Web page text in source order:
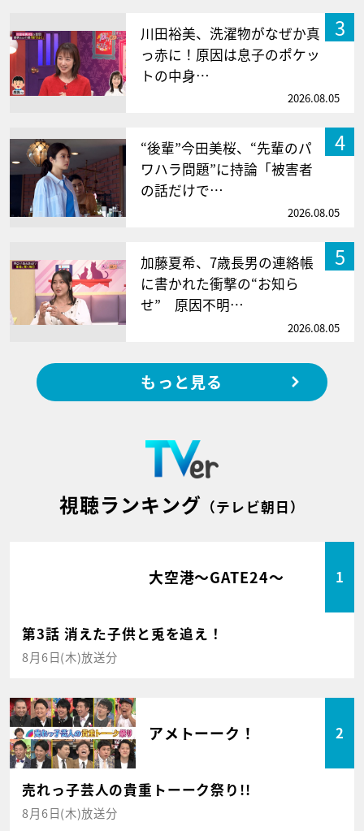
3
川田裕美、洗濯物がなぜか真
っ赤に！原因は息子のポケッ
トの中身…
2026.08.05
4
“後輩”今田美桜、“先輩のパ
ワハラ問題”に持論「被害者
の話だけで…
2026.08.05
5
加藤夏希、7歳長男の連絡帳
に書かれた衝撃の“お知ら
せ” 原因不明…
2026.08.05
もっと見る
視聴ランキング （テレビ朝日）
大空港～GATE24～ 1
第3話 消えた子供と兎を追え！
8月6日(木)放送分
アメトーーク！ 2
売れっ子芸人の貴重トーーク祭り!!
8月6日(木)放送分